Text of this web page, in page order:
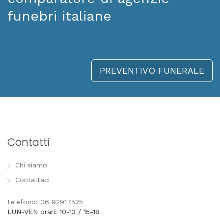
funebri italiane
PREVENTIVO FUNERALE
Contatti
Chi siamo
Contattaci
telefono: 06 92917525
LUN-VEN orari: 10-13 / 15-18